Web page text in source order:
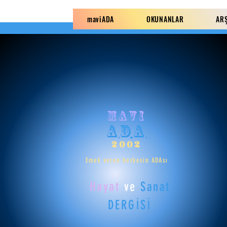
maviADA OKUNANLAR
mavi
ADA
2002
Hayat ve Sanat
DERGİSİ
Emek veren herkesin ADAsı